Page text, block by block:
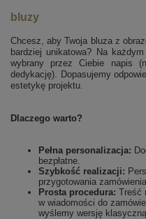
bluzy
Chcesz, aby Twoja bluza z
bardziej unikatowa? Na
wybrany przez Ciebie napis
dedykację). Dopasujemy
estetykę projektu.
Dlaczego warto?
Pełna personalizacja:
bezpłatne.
Szybkość realizacji:
przygotowania zamówienia.
Prosta procedura: Treść
w wiadomości do
wyślemy wersję